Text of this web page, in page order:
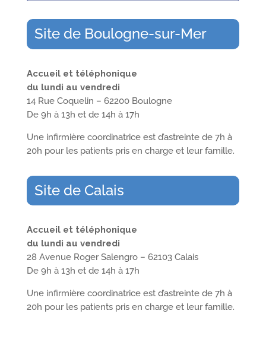
Site de Boulogne-sur-Mer
Accueil et téléphonique
du lundi au vendredi
14 Rue Coquelin – 62200 Boulogne
De 9h à 13h et de 14h à 17h
Une infirmière coordinatrice est d’astreinte de 7h à
20h pour les patients pris en charge et leur famille.
Site de Calais
Accueil et téléphonique
du lundi au vendredi
28 Avenue Roger Salengro – 62103 Calais
De 9h à 13h et de 14h à 17h
Une infirmière coordinatrice est d’astreinte de 7h à
20h pour les patients pris en charge et leur famille.